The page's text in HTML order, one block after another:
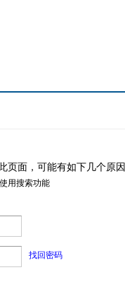
页面，可能有如下几个原因
用搜索功能
找回密码